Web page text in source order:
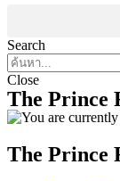
Search
Close
The Prince
The Prince